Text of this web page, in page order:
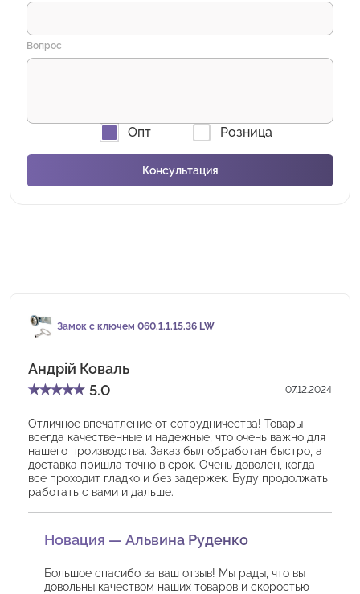
Вопрос
Опт Розница
Замок с ключем 060.1.1.15.36 LW
Андрій Коваль
★★★★★ 5.0 07.12.2024
Отличное впечатление от сотрудничества! Товары
всегда качественные и надежные, что очень важно для
нашего производства. Заказ был обработан быстро, а
доставка пришла точно в срок. Очень доволен, когда
все проходит гладко и без задержек. Буду продолжать
работать с вами и дальше.
Новация — Альвина Руденко
Большое спасибо за ваш отзыв! Мы рады, что вы
довольны качеством наших товаров и скоростью